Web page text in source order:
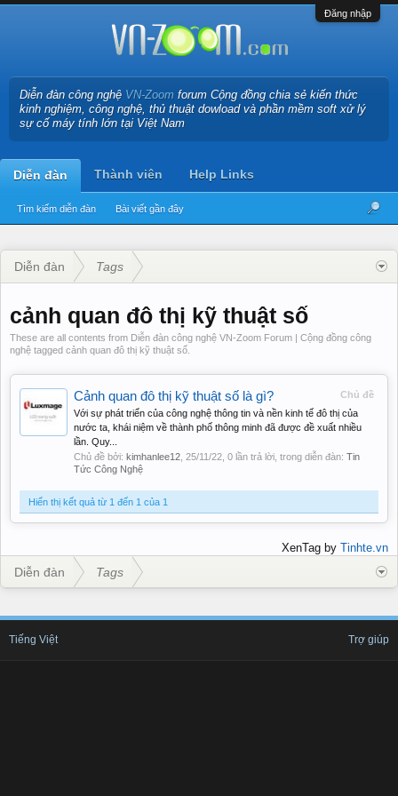
Đăng nhập
Diễn đàn công nghệ VN-Zoom forum Cộng đồng chia sẻ kiến thức
kinh nghiệm, công nghệ, thủ thuật dowload và phần mềm soft xử lý
sự cố máy tính lớn tại Việt Nam
Diễn đàn
Tìm kiếm diễn đàn Bài viết gần đây
Thành viên Help Links
Diễn đàn Tags
cảnh quan đô thị kỹ thuật số
These are all contents from Diễn đàn công nghệ VN-Zoom Forum | Cộng đồng công
nghệ tagged cảnh quan đô thị kỹ thuật số.
Chủ đề
Cảnh quan đô thị kỹ thuật số là gì?
Với sự phát triển của công nghệ thông tin và nền kinh tế đô thị của
nước ta, khái niệm về thành phố thông minh đã được đề xuất nhiều
lần. Quy...
Chủ đề bởi: kimhanlee12 25/11/22 , 0 lần trả lời, trong diễn đàn: Tin
Tức Công Nghệ
Hiển thị kết quả từ 1 đến 1 của 1
XenTag by Tinhte.vn
Diễn đàn Tags
Tiếng Việt Trợ giúp